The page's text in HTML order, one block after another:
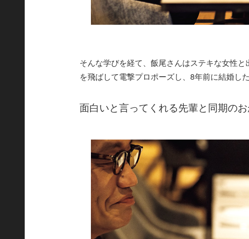
そんな学びを経て、飯尾さんはステキな女性
を飛ばして電撃プロポーズし、8年前に結婚した
面白いと言ってくれる先輩と同期の